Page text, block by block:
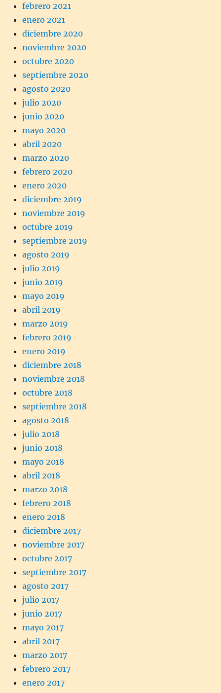
febrero 2021
enero 2021
diciembre 2020
noviembre 2020
octubre 2020
septiembre 2020
agosto 2020
julio 2020
junio 2020
mayo 2020
abril 2020
marzo 2020
febrero 2020
enero 2020
diciembre 2019
noviembre 2019
octubre 2019
septiembre 2019
agosto 2019
julio 2019
junio 2019
mayo 2019
abril 2019
marzo 2019
febrero 2019
enero 2019
diciembre 2018
noviembre 2018
octubre 2018
septiembre 2018
agosto 2018
julio 2018
junio 2018
mayo 2018
abril 2018
marzo 2018
febrero 2018
enero 2018
diciembre 2017
noviembre 2017
octubre 2017
septiembre 2017
agosto 2017
julio 2017
junio 2017
mayo 2017
abril 2017
marzo 2017
febrero 2017
enero 2017